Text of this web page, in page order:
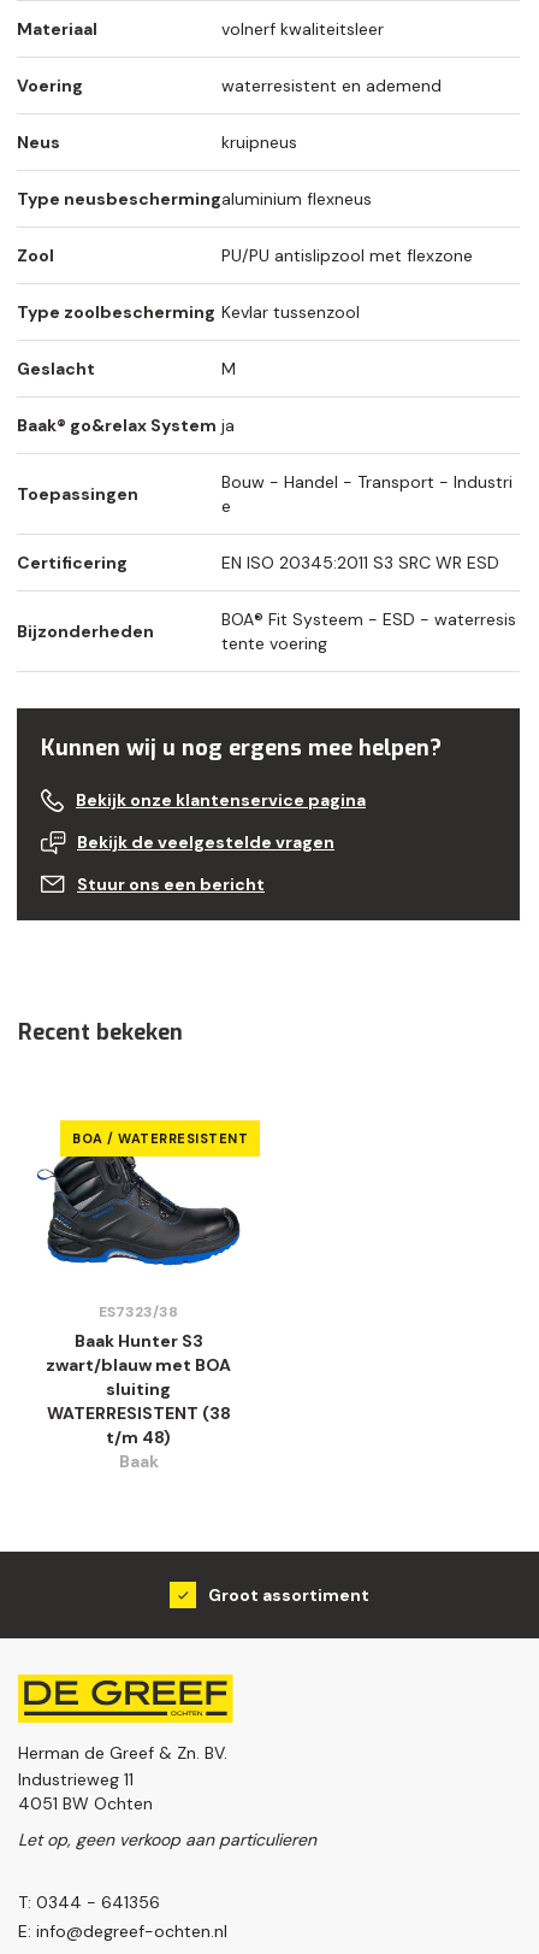
Materiaal volnerf kwaliteitsleer
Voering waterresistent en ademend
Neus kruipneus
Type neusbeschermingaluminium flexneus
Zool PU/PU antislipzool met flexzone
Type zoolbescherming Kevlar tussenzool
Geslacht M
Baak® go&relax System ja
Toepassingen
Bouw - Handel - Transport - Industri
e
Certificering EN ISO 20345:2011 S3 SRC WR ESD
Bijzonderheden
BOA® Fit Systeem - ESD - waterresis
tente voering
Kunnen wij u nog ergens mee helpen?
Bekijk onze klantenservice pagina
Bekijk de veelgestelde vragen
Stuur ons een bericht
Recent bekeken
BOA / WATERRESISTENT
ES7323/38
Baak Hunter S3
zwart/blauw met BOA
sluiting
WATERRESISTENT (38
t/m 48)
Baak
Groot assortiment
Herman de Greef & Zn. BV.
Industrieweg 11
4051 BW Ochten
Let op, geen verkoop aan particulieren
T: 0344 - 641356
E: info@degreef-ochten.nl